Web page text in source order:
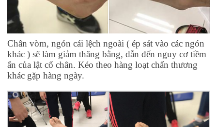
Chân vòm, ngón cái lệch ngoài ( ép sát vào các ngón
khác ) sẽ làm giảm thăng bằng, dẫn đến nguy cơ tiềm
ẩn của lật cổ chân. Kéo theo hàng loạt chấn thương
khác gặp hàng ngày.